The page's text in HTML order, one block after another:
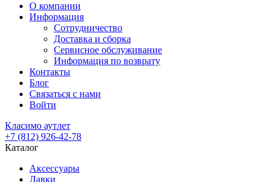
О компании
Информация
Сотрудничество
Доставка и сборка
Сервисное обслуживание
Информация по возврату
Контакты
Блог
Связаться с нами
Войти
Класимо аутлет
+7 (812) 926-42-78
Каталог
Аксессуары
Лавки